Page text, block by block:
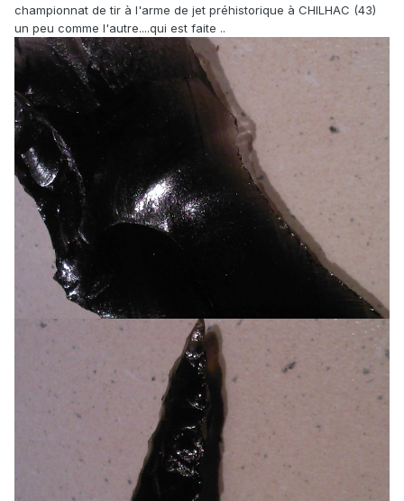
championnat de tir à l'arme de jet préhistorique à CHILHAC (43)
un peu comme l'autre....qui est faite ..